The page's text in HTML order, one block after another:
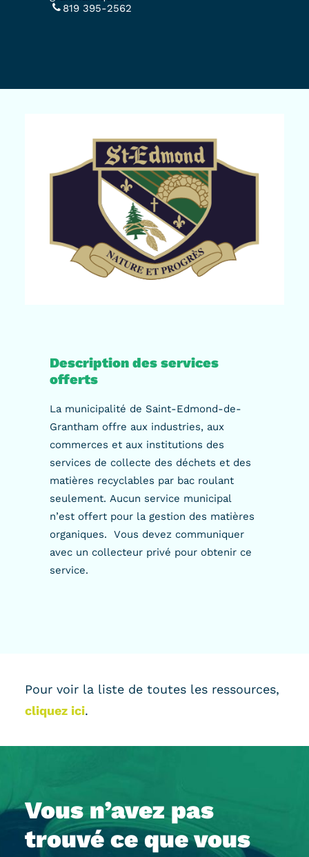
819 395-2562
Description des services
offerts
La municipalité de Saint-Edmond-de-
Grantham offre aux industries, aux
commerces et aux institutions des
services de collecte des déchets et des
matières recyclables par bac roulant
seulement. Aucun service municipal
n’est offert pour la gestion des matières
organiques. Vous devez communiquer
avec un collecteur privé pour obtenir ce
service.
Pour voir la liste de toutes les ressources,
cliquez ici.
Vous n’avez pas
trouvé ce que vous